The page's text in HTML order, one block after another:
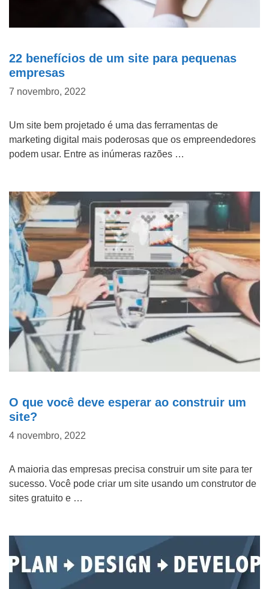
22 benefícios de um site para pequenas
empresas
7 novembro, 2022
Um site bem projetado é uma das ferramentas de
marketing digital mais poderosas que os empreendedores
podem usar. Entre as inúmeras razões …
O que você deve esperar ao construir um
site?
4 novembro, 2022
A maioria das empresas precisa construir um site para ter
sucesso. Você pode criar um site usando um construtor de
sites gratuito e …